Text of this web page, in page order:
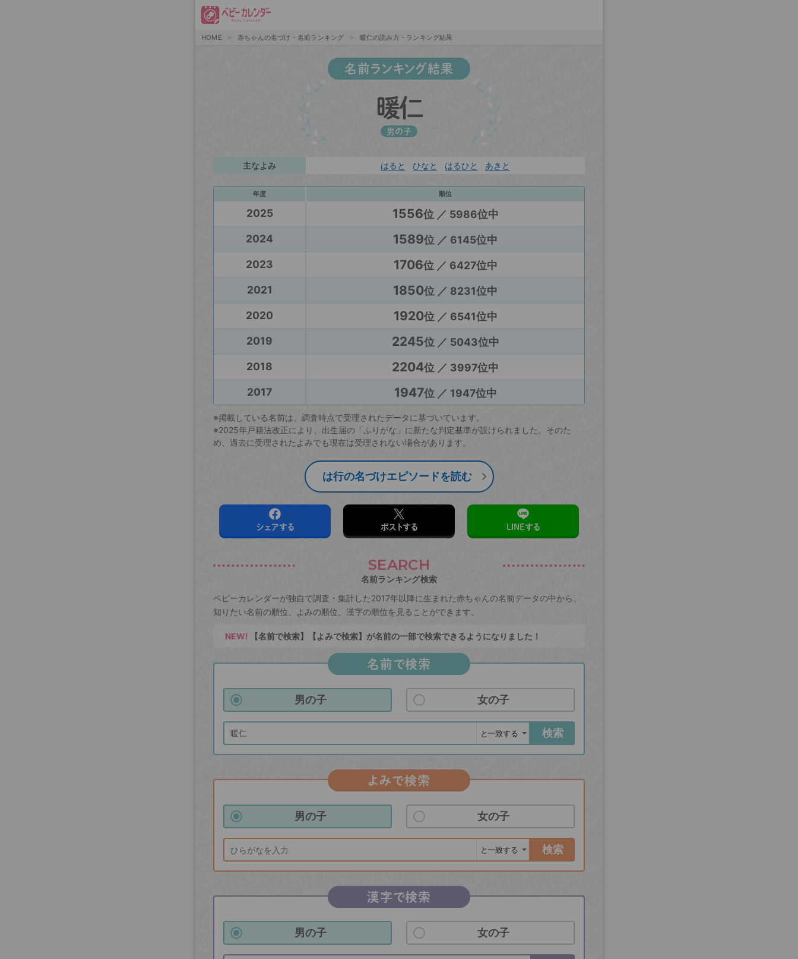
HOME 赤ちゃんの名づけ・名前ランキング 暖仁の読み方・ランキング結果
名前ランキング結果
暖仁
男の子
主なよみ はると ひなと はるひと あきと
年度 順位
2025 1556位 ／ 5986位中
2024
1589位 ／ 6145位中
2023
1706位 ／ 6427位中
2021
1850位 ／ 8231位中
2020
1920位 ／ 6541位中
2019
2245位 ／ 5043位中
2018
2204位 ／ 3997位中
2017
1947位 ／ 1947位中
※掲載している名前は、調査時点で受理されたデータに基づいています。
※2025年戸籍法改正により、出生届の「ふりがな」に新たな判定基準が設けられました。そのた
め、過去に受理されたよみでも現在は受理されない場合があります。
は行の名づけエピソードを読む
シェアする ポストする LINEする
SEARCH
名前ランキング検索
ベビーカレンダーが独自で調査・集計した2017年以降に生まれた赤ちゃんの名前データの中から、
知りたい名前の順位、よみの順位、漢字の順位を見ることができます。
NEW! 【名前で検索】【よみで検索】が名前の一部で検索できるようになりました！
名前で検索
男の子 女の子
検索
よみで検索
男の子 女の子
検索
漢字で検索
男の子 女の子